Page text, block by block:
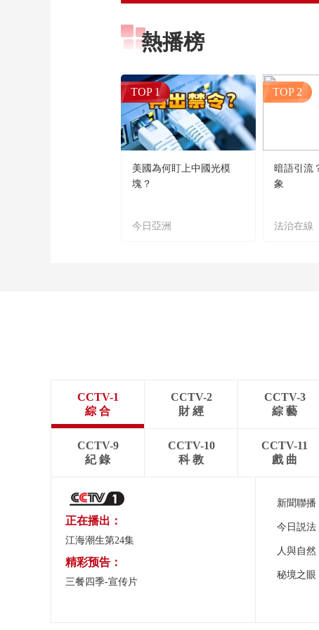
熱播榜
TOP 1
美國為何盯上中國光模
塊？
今日亞洲
TOP 2
暗語引流
象
法治在線
CCTV-1
綜 合
CCTV-2
財 經
CCTV-3
綜 藝
CCTV-9
紀 錄
CCTV-10
科 教
CCTV-11
戲 曲
正在播出：
江海潮生第24集
精彩预告：
三餐四季-宣传片
新聞聯播
今日説法
人與自然
秘境之眼